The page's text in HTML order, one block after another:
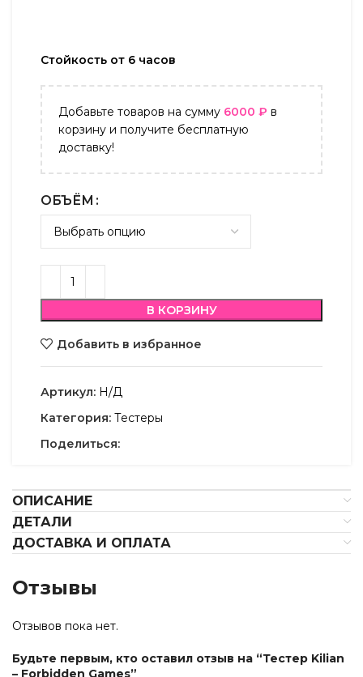
Стойкость от 6 часов
Добавьте товаров на сумму 6000 ₽ в
корзину и получите бесплатную
доставку!
ОБЪЁМ
В КОРЗИНУ
Добавить в избранное
Артикул: Н/Д
Категория: Тестеры
Поделиться:
ОПИСАНИЕ
ДЕТАЛИ
ДОСТАВКА И ОПЛАТА
Отзывы
Отзывов пока нет.
Будьте первым, кто оставил отзыв на “Тестер Kilian
– Forbidden Games”